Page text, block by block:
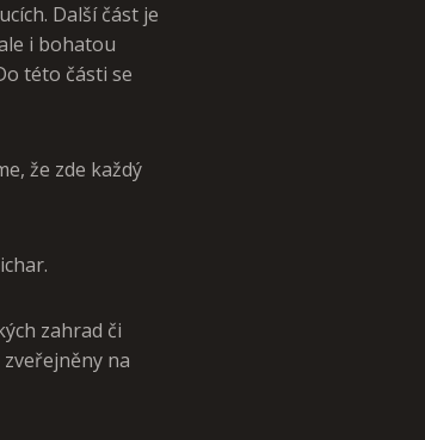
Další část je
i bohatou
této části se
že zde každý
zahrad či
na